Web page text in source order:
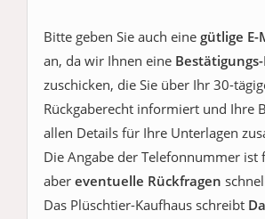
Bitte geben Sie auch eine gütlige E-
an, da wir Ihnen eine
zuschicken, die Sie über Ihr 30-
Rückgaberecht informiert und Ihre
allen Details für Ihre Unterlagen
Die Angabe der Telefonnummer
aber eventuelle Rückfragen
Das Plüschtier-Kaufhaus schreibt